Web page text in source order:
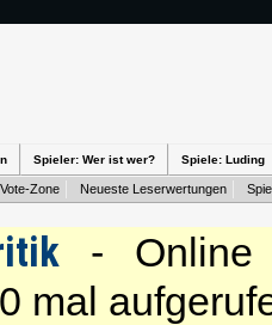
Spieler: Wer ist wer? Spiele: Luding
Vote-Zone Neueste Leserwertungen
- Online
mal